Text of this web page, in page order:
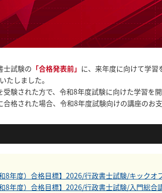
士試験の 「合格発表前」 に、来年度に向けて学習
たしました。
受験された方で、令和8年度試験に向けた学習を
合格された場合、令和8年度試験向けの講座のお
8年度）合格目標】2026/行政書士試験/キックオ
8年度）合格目標】2026/行政書士試験/入門総合